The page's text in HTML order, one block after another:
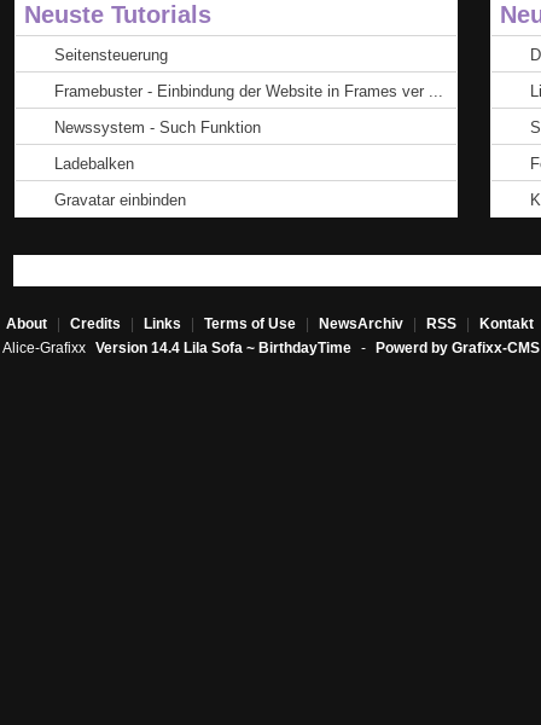
Neuste Tutorials
Seitensteuerung
Framebuster - Einbindung der Website in Frames ver ...
Newssystem - Such Funktion
Ladebalken
Gravatar einbinden
About Credits Links Terms of Use NewsArchiv RSS Kontakt
Alice-Grafixx Version 14.4 Lila Sofa ~ BirthdayTime - Powerd by Grafixx-CMS